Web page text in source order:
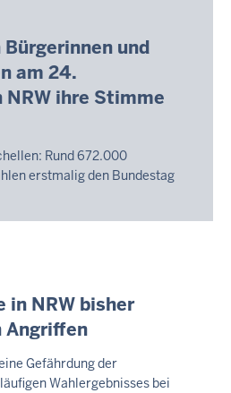
Bürgerinnen und
am 24.
ihre Stimme
Rund 672.000
erstmalig den Bundestag
in NRW bisher
Angriffen
Gefährdung der
Wahlergebnisses bei